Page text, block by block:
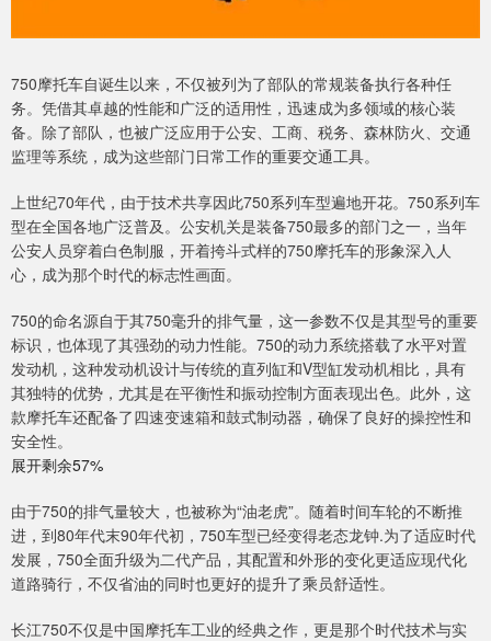
750摩托车自诞生以来，不仅被列为了部队的常规装备执行各种任
务。凭借其卓越的性能和广泛的适用性，迅速成为多领域的核心装
备。除了部队，也被广泛应用于公安、工商、税务、森林防火、交通
监理等系统，成为这些部门日常工作的重要交通工具。
上世纪70年代，由于技术共享因此750系列车型遍地开花。750系列车
型在全国各地广泛普及。公安机关是装备750最多的部门之一，当年
公安人员穿着白色制服，开着挎斗式样的750摩托车的形象深入人
心，成为那个时代的标志性画面。
750的命名源自于其750毫升的排气量，这一参数不仅是其型号的重要
标识，也体现了其强劲的动力性能。750的动力系统搭载了水平对置
发动机，这种发动机设计与传统的直列缸和V型缸发动机相比，具有
其独特的优势，尤其是在平衡性和振动控制方面表现出色。此外，这
款摩托车还配备了四速变速箱和鼓式制动器，确保了良好的操控性和
安全性。
展开剩余57%
由于750的排气量较大，也被称为“油老虎”。随着时间车轮的不断推
进，到80年代末90年代初，750车型已经变得老态龙钟.为了适应时代
发展，750全面升级为二代产品，其配置和外形的变化更适应现代化
道路骑行，不仅省油的同时也更好的提升了乘员舒适性。
长江750不仅是中国摩托车工业的经典之作，更是那个时代技术与实